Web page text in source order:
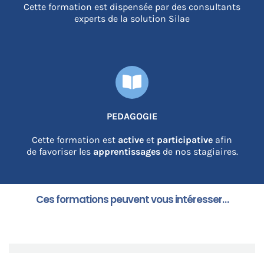
Cette formation est dispensée par des consultants
experts de la solution Silae
PEDAGOGIE
Cette formation est active et participative afin
de favoriser les apprentissagesde nos stagiaires.
Ces formations peuvent vous intéresser…